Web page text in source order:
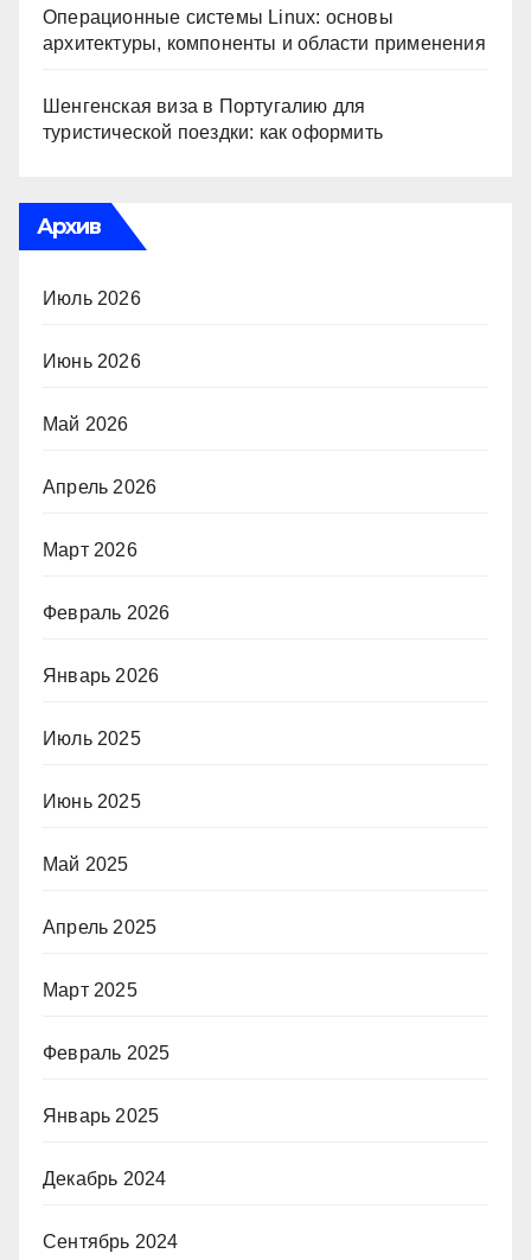
Операционные системы Linux: основы
архитектуры, компоненты и области применения
Шенгенская виза в Португалию для
туристической поездки: как оформить
Архив
Июль 2026
Июнь 2026
Май 2026
Апрель 2026
Март 2026
Февраль 2026
Январь 2026
Июль 2025
Июнь 2025
Май 2025
Апрель 2025
Март 2025
Февраль 2025
Январь 2025
Декабрь 2024
Сентябрь 2024